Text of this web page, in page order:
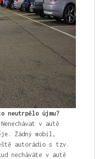
neutrpělo újmu?
v autě
Žádný mobil,
autorádio s tzv.
necháváte v autě